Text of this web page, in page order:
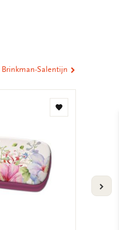
Brinkman-Salentijn
Toevoegen